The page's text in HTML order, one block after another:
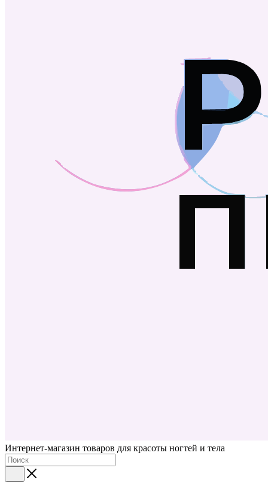
Интернет-магазин товаров для красоты ногтей и тела